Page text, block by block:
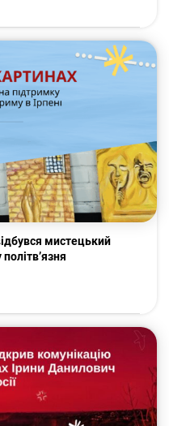
мистецький